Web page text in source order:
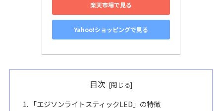
楽天市場で見る
Yahoo!ショッピングで見る
目次
「エジソンライトスティックLED」の特徴